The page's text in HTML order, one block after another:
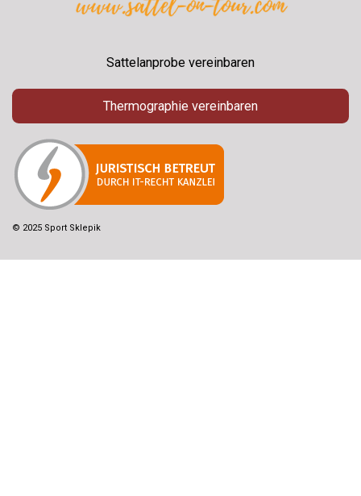
Sattelanprobe vereinbaren
Thermographie vereinbaren
© 2025 Sport Sklepik